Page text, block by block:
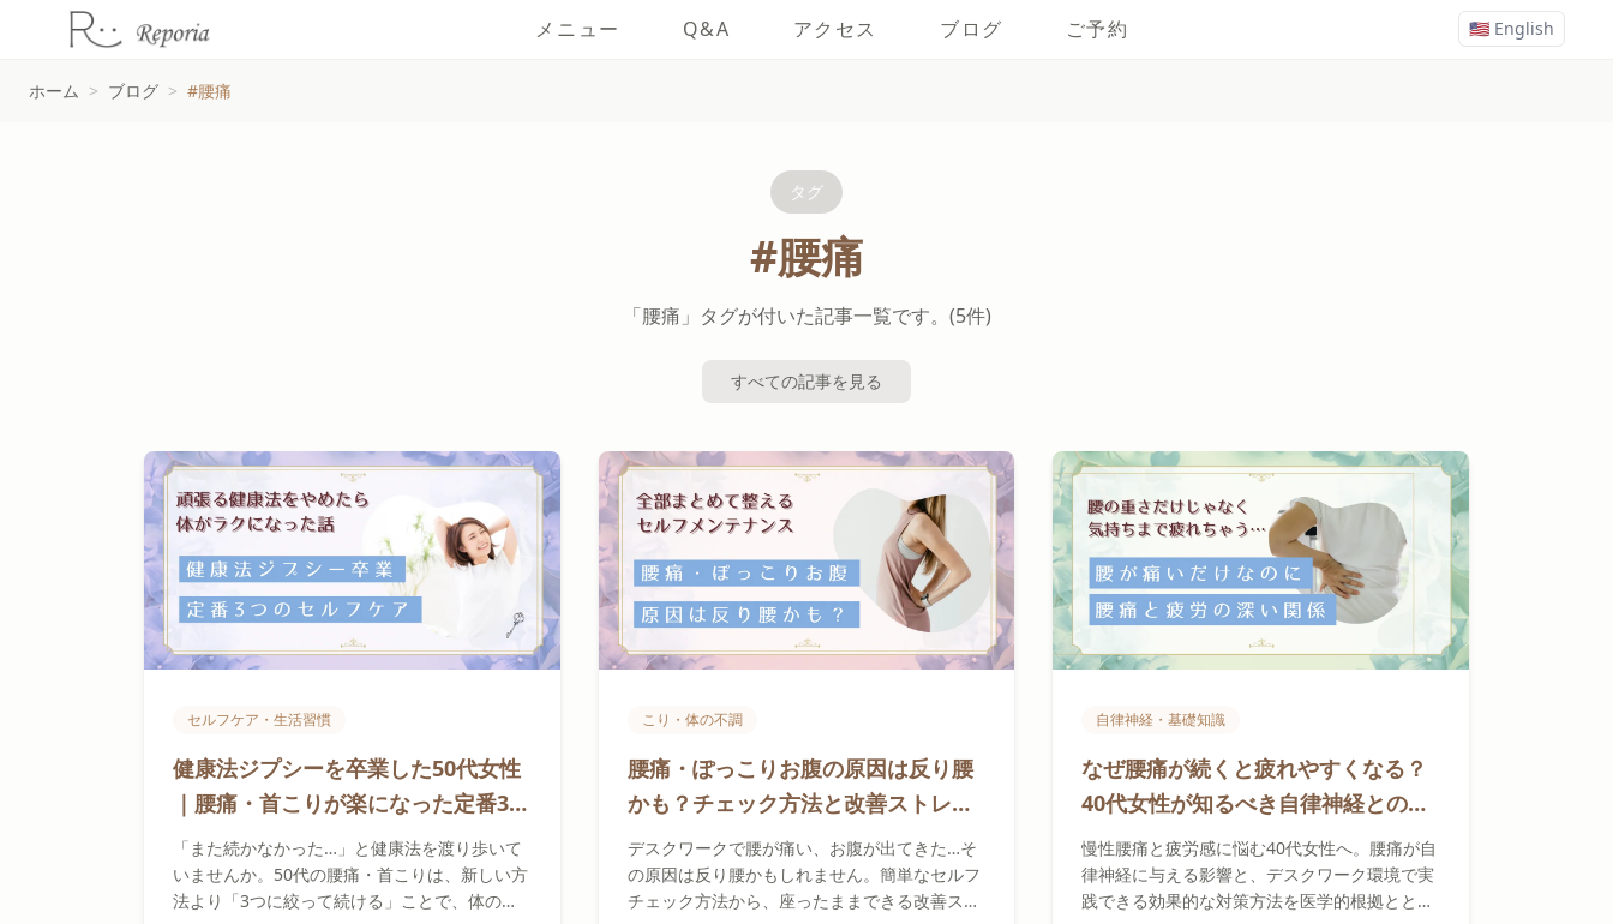
🇺🇸 English
メニュー Q&A アクセス ブログ ご予約
ホーム > ブログ > #腰痛
タグ
#腰痛
「腰痛」タグが付いた記事一覧です。(5件)
すべての記事を見る
#腰痛タグの記事一覧
セルフケア・生活習慣
健康法ジプシーを卒業した50代女性
｜腰痛・首こりが楽になった定番3つ
の習慣
「また続かなかった…」と健康法を渡り歩いて
いませんか。50代の腰痛・首こりは、新しい方
法より「3つに絞って続ける」ことで、体の変
こり・体の不調
腰痛・ぽっこりお腹の原因は反り腰
かも？チェック方法と改善ストレッ
チ
デスクワークで腰が痛い、お腹が出てきた…そ
の原因は反り腰かもしれません。簡単なセルフ
チェック方法から、座ったままできる改善スト
自律神経・基礎知識
なぜ腰痛が続くと疲れやすくなる？
40代女性が知るべき自律神経との深
い関係
慢性腰痛と疲労感に悩む40代女性へ。腰痛が自
律神経に与える影響と、デスクワーク環境で実
践できる効果的な対策方法を医学的根拠ととも